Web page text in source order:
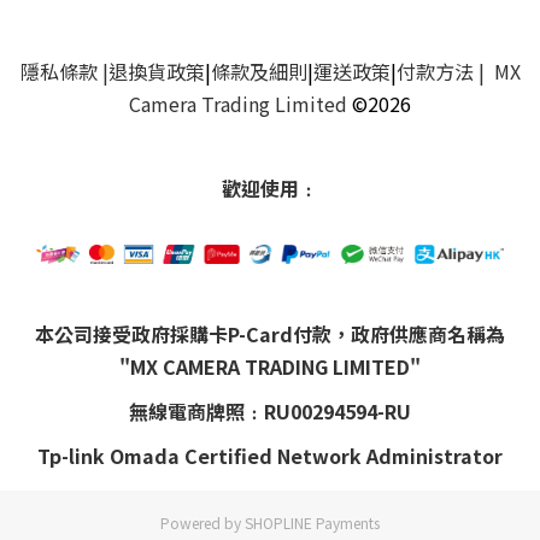
隱私條款|退換貨政策|條款及細則|運送政策|付款方法| MX
Camera Trading Limited ©2026
歡迎使用﹕
本公司接受政府採購卡P-Card付款，政府供應商名稱為
"MX CAMERA TRADING LIMITED"
無線電商牌照﹕RU00294594-RU
Tp-link Omada Certified Network Administrator
Powered by SHOPLINE Payments